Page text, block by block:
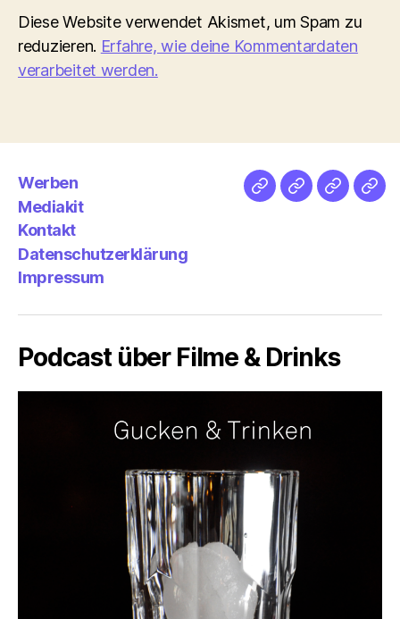
Diese Website verwendet Akismet, um Spam zu
reduzieren. Erfahre, wie deine Kommentardaten
verarbeitet werden.
Werben
Mediakit
Kontakt
Datenschutzerklärung
Impressum
NetzMedien
Podcast über Filme & Drinks